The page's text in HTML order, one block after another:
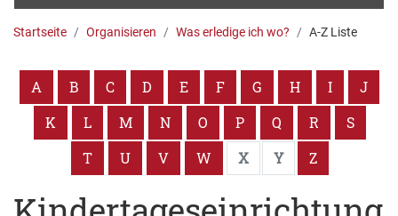
Startseite Organisieren Was erledige ich wo? A-Z Liste
A B C D E F G H I
J
K
L M N O P Q R
S
T
U V W X Y Z